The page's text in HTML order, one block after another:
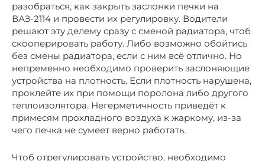
разобраться, как закрыть заслонки печки на
ВАЗ-2114 и провести их регулировку. Водители
решают эту делему сразу с сменой радиатора, чтоб
скооперировать работу. Либо возможно обойтись
без смены радиатора, если с ним всё отлично. Но
непременно необходимо проверить заслоняющие
устройства на плотность. Если плотность нарушена,
проклейте их при помощи поролона либо другого
теплоизолятора. Негерметичность приведёт к
примесям прохладного воздуха к жаркому, из-за
чего печка не сумеет верно работать.
Чтоб отрегулировать устройство, необходимо